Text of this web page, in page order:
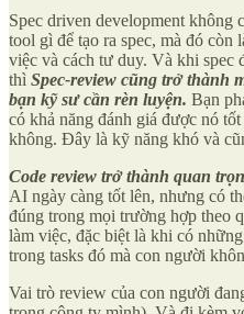
Spec driven development
tool gì để tạo ra spec, mà đó
việc và cách tư duy. Và khi spec
thì Spec-review cũng trở thành
bạn kỹ sư cần rèn luyện. Bạn
có khả năng đánh giá được nó
không. Đây là kỹ năng khó và
Code review trở thành quan
AI ngày càng tốt lên, nhưng có
đúng trong mọi trường hợp theo
làm việc, đặc biệt là khi có
trong tasks đó mà con người
Vai trò review của con người